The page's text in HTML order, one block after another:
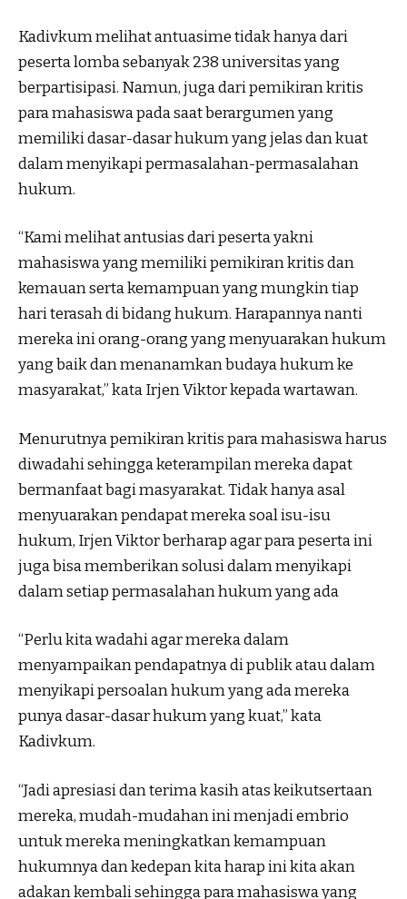
Kadivkum melihat antuasime tidak hanya dari
peserta lomba sebanyak 238 universitas yang
berpartisipasi. Namun, juga dari pemikiran kritis
para mahasiswa pada saat berargumen yang
memiliki dasar-dasar hukum yang jelas dan kuat
dalam menyikapi permasalahan-permasalahan
hukum.
“Kami melihat antusias dari peserta yakni
mahasiswa yang memiliki pemikiran kritis dan
kemauan serta kemampuan yang mungkin tiap
hari terasah di bidang hukum. Harapannya nanti
mereka ini orang-orang yang menyuarakan hukum
yang baik dan menanamkan budaya hukum ke
masyarakat,” kata Irjen Viktor kepada wartawan.
Menurutnya pemikiran kritis para mahasiswa harus
diwadahi sehingga keterampilan mereka dapat
bermanfaat bagi masyarakat. Tidak hanya asal
menyuarakan pendapat mereka soal isu-isu
hukum, Irjen Viktor berharap agar para peserta ini
juga bisa memberikan solusi dalam menyikapi
dalam setiap permasalahan hukum yang ada
“Perlu kita wadahi agar mereka dalam
menyampaikan pendapatnya di publik atau dalam
menyikapi persoalan hukum yang ada mereka
punya dasar-dasar hukum yang kuat,” kata
Kadivkum.
“Jadi apresiasi dan terima kasih atas keikutsertaan
mereka, mudah-mudahan ini menjadi embrio
untuk mereka meningkatkan kemampuan
hukumnya dan kedepan kita harap ini kita akan
adakan kembali sehingga para mahasiswa yang